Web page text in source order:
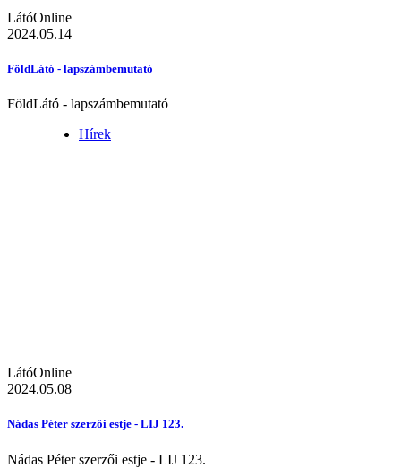
LátóOnline
2024.05.14
FöldLátó - lapszámbemutató
FöldLátó - lapszámbemutató
Hírek
LátóOnline
2024.05.08
Nádas Péter szerzői estje - LIJ 123.
Nádas Péter szerzői estje - LIJ 123.